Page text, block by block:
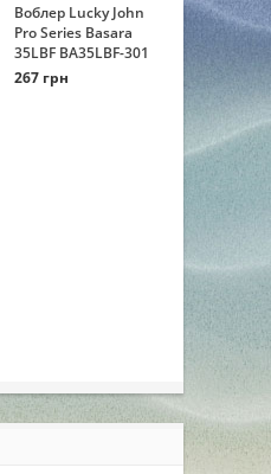
Воблер Lucky John
Pro Series Basara
35LBF BA35LBF-301
267 грн